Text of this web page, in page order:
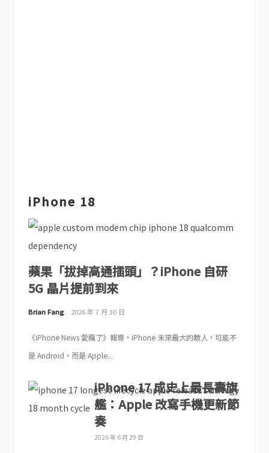
iPhone 18
蘋果「拔掉高通插頭」？iPhone 自研
5G 晶片提前到來
Brian Fang 2026 年 7 月 30 日
《iPhone News 愛瘋了》報導，iPhone 未來最大的敵人，可能不
是 Android，而是 Apple...
iPhone 17 成史上最長壽旗
艦：Apple 改寫手機更新節
奏
2026 年 6 月 29 日